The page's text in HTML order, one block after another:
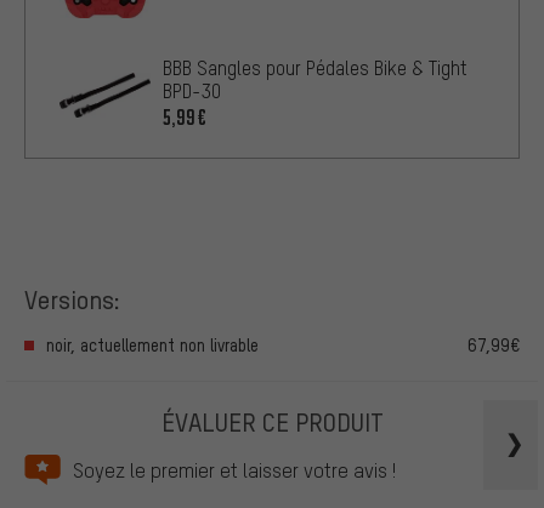
BBB Sangles pour Pédales Bike & Tight
BPD-30
5,99€
Versions:
noir, actuellement non livrable 67,99€
ÉVALUER CE PRODUIT
Soyez le premier et laisser votre avis !